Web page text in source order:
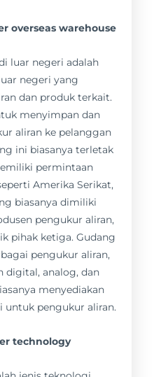
overseas warehouse
luar negeri adalah
negeri yang
dan produk terkait.
menyimpan dan
aliran ke pelanggan
ini biasanya terletak
permintaan
Amerika Serikat,
biasanya dimiliki
pengukur aliran,
pihak ketiga. Gudang
pengukur aliran,
digital, analog, dan
menyediakan
untuk pengukur aliran.
technology